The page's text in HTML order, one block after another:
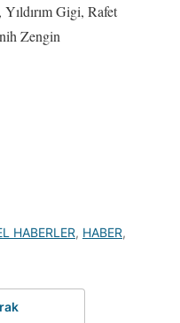
Gigi, Rafet
Zengin
HABERLER, HABER,